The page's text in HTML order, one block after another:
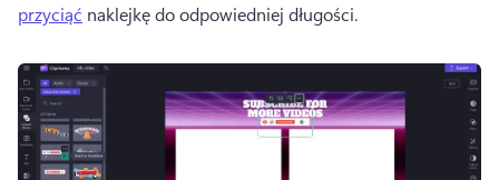
przyciąć naklejkę do odpowiedniej długości.